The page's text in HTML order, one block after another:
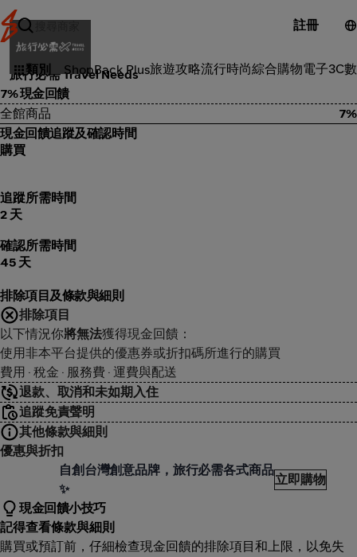
註冊
類別 ShopBack Plus旅遊攻略流行時尚綜合購物電子3C
品味風格
旅行必需 Travel Needs
7% 現金回饋
全館商品
7%
現金回饋追蹤及確認時間
購買
追蹤所需時間
2 天
確認所需時間
45 天
排除項目及條款與細則
排除項目
以下情況你將無法獲得現金回饋：
使用非本平台提供的優惠券或折扣碼所進行的購買
費用 · 稅金 · 服務費 · 運費與配送
退款、取消和未如期入住
追蹤免責聲明
其他條款與細則
優惠與折扣
必需 Travel Needs
自創台灣創意品牌，旅行必需各式商品
✨
立即購物
現金回饋小技巧
記得查看條款與細則
購買或預訂前，仔細檢查現金回饋的排除項目和上限，以免失